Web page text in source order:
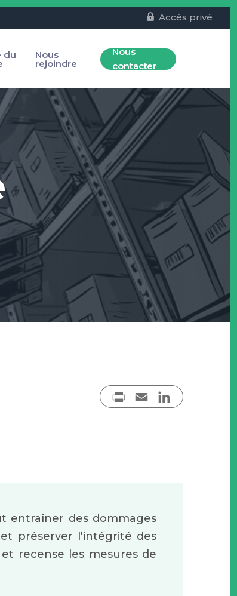
Accès privé
du Nous
rejoindre
Nous
contacter
PrintFriendly
EmailLinkedIn
entraîner des dommages
préserver l'intégrité des
recense les mesures de